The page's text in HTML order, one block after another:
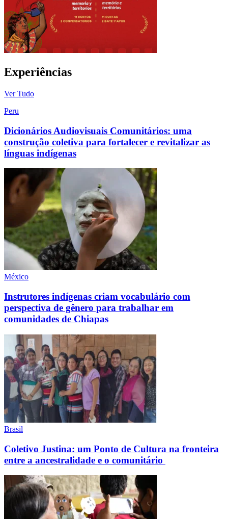
Experiências
Ver Tudo
Peru
Dicionários Audiovisuais Comunitários: uma
construção coletiva para fortalecer e revitalizar as
línguas indígenas
México
Instrutores indígenas criam vocabulário com
perspectiva de gênero para trabalhar em
comunidades de Chiapas
Brasil
Coletivo Justina: um Ponto de Cultura na fronteira
entre a ancestralidade e o comunitário